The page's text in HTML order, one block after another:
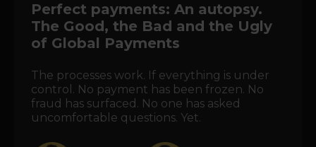
Perfect payments: An autopsy.
The Good, the Bad and the Ugly
of Global Payments
The processes work. If everything is under
control. No payment has been frozen. No
fraud has surfaced. No one has asked
uncomfortable questions. Yet.